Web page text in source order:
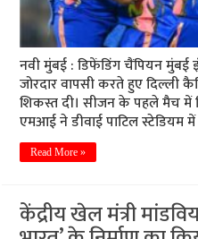
नवी मुंबई : डिफेंडिंग चैंपियन
जोरदार वापसी करते हुए दिल्ली
शिकस्त दी। सीजन के पहले मैच में
एमआई ने डीवाई पाटिल स्टेडियम
Read More »
केंद्रीय खेल मंत्री